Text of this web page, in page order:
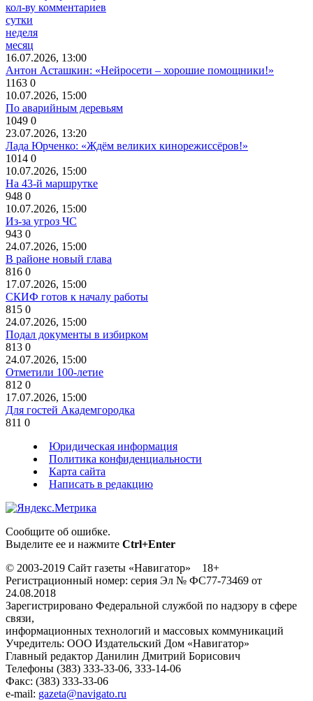
кол-ву комментариев
сутки
неделя
месяц
16.07.2026, 13:00
Антон Асташкин: «Нейросети – хорошие помощники!»
1163 0
10.07.2026, 15:00
По аварийным деревьям
1049 0
23.07.2026, 13:20
Лада Юрченко: «Ждём великих кинорежиссёров!»
1014 0
10.07.2026, 15:00
На 43-й маршрутке
948 0
10.07.2026, 15:00
Из-за угроз ЧС
943 0
24.07.2026, 15:00
В районе новый глава
816 0
17.07.2026, 15:00
СКИФ готов к началу работы
815 0
24.07.2026, 15:00
Подал документы в избирком
813 0
24.07.2026, 15:00
Отметили 100-летие
812 0
17.07.2026, 15:00
Для гостей Академгородка
811 0
Юридическая информация
Политика конфиденциальности
Карта сайта
Написать в редакцию
Сообщите об ошибке.
Выделите ее и нажмите Ctrl+Enter
© 2003-2019 Сайт газеты «Навигатор» 18+
Регистрационный номер: серия Эл № ФС77-73469 от
24.08.2018
Зарегистрировано Федеральной службой по надзору в сфере
связи,
информационных технологий и массовых коммуникаций
Учредитель: ООО Издательский Дом «Навигатор»
Главный редактор Данилин Дмитрий Борисович
Телефоны (383) 333-33-06, 333-14-06
Факс: (383) 333-33-06
e-mail: gazeta@navigato.ru